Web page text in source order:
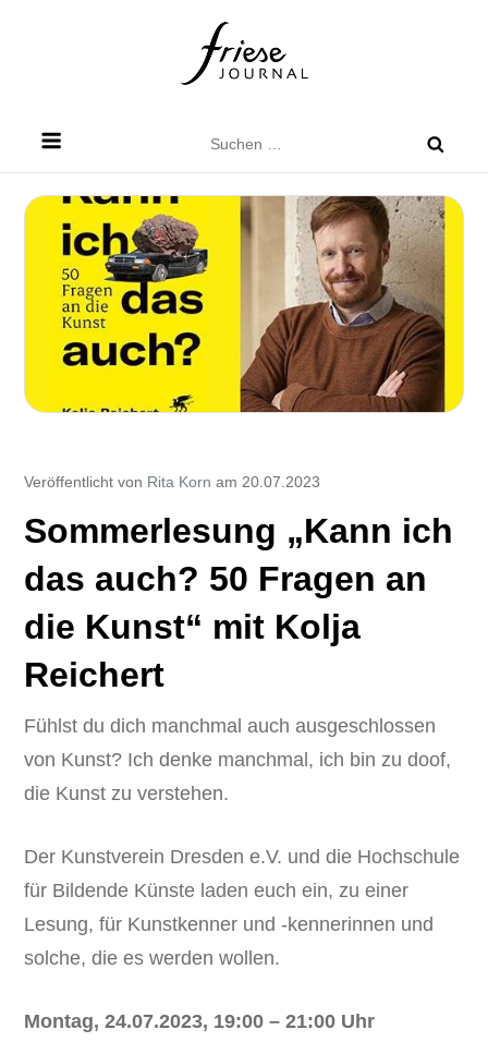
nach:
Veröffentlicht von Rita Korn am 20.07.2023
Sommerlesung „Kann ich
das auch? 50 Fragen an
die Kunst“ mit Kolja
Reichert
Fühlst du dich manchmal auch ausgeschlossen
von Kunst? Ich denke manchmal, ich bin zu doof,
die Kunst zu verstehen.
Der Kunstverein Dresden e.V. und die Hochschule
für Bildende Künste laden euch ein, zu einer
Lesung, für Kunstkenner und -kennerinnen und
solche, die es werden wollen.
Montag, 24.07.2023, 19:00 – 21:00 Uhr